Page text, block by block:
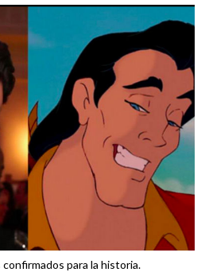
para la historia.